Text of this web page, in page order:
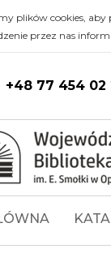
plików cookies,
przez nas
+48 77 454 02